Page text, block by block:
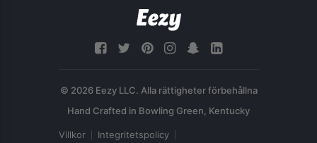
© 2026 Eezy LLC. Alla rättigheter förbehållna
Villkor Integritetspolicy